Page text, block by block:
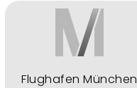
Flughafen München